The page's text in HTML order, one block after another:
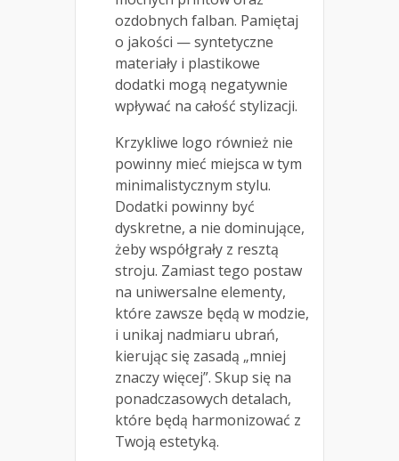
ozdobnych falban. Pamiętaj
o jakości — syntetyczne
materiały i plastikowe
dodatki mogą negatywnie
wpływać na całość stylizacji.
Krzykliwe logo również nie
powinny mieć miejsca w tym
minimalistycznym stylu.
Dodatki powinny być
dyskretne, a nie dominujące,
żeby współgrały z resztą
stroju. Zamiast tego postaw
na uniwersalne elementy,
które zawsze będą w modzie,
i unikaj nadmiaru ubrań,
kierując się zasadą „mniej
znaczy więcej”. Skup się na
ponadczasowych detalach,
które będą harmonizować z
Twoją estetyką.